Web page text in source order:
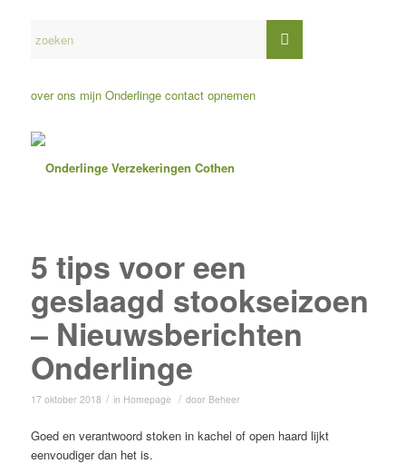
over ons mijn Onderlinge contact opnemen
5 tips voor een
geslaagd stookseizoen
– Nieuwsberichten
Onderlinge
17 oktober 2018 / in Homepage / door Beheer
Goed en verantwoord stoken in kachel of open haard lijkt
eenvoudiger dan het is.